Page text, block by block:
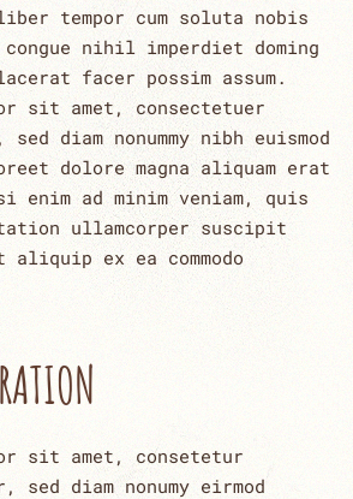
tempor cum soluta nobis
nihil imperdiet doming
facer possim assum.
sit amet, consectetuer
diam nonummy nibh euismod
dolore magna aliquam erat
enim ad minim veniam, quis
ullamcorper suscipit
ex ea commodo
sit amet, consetetur
diam nonumy eirmod